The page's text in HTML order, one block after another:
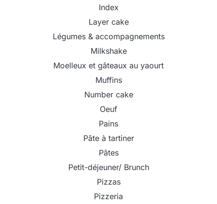
Index
Layer cake
Légumes & accompagnements
Milkshake
Moelleux et gâteaux au yaourt
Muffins
Number cake
Oeuf
Pains
Pâte à tartiner
Pâtes
Petit-déjeuner/ Brunch
Pizzas
Pizzeria